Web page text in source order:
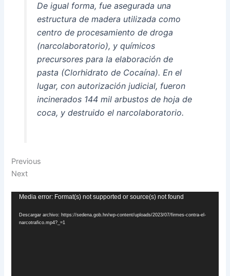
De igual forma, fue asegurada una
estructura de madera utilizada como
centro de procesamiento de droga
(narcolaboratorio), y químicos
precursores para la elaboración de
pasta (Clorhidrato de Cocaína). En el
lugar, con autorización judicial, fueron
incinerados 144 mil arbustos de hoja de
coca, y destruido el narcolaboratorio.
Previous
Next
Reproductor
vídeo
Media error: Format(s) not supported or source(s) not found
Descargar archivo: https://sedena.gob.hn/wp-content/uploads/2023/07/firmes-contra-el-
narcotrafico.mp4?_=1